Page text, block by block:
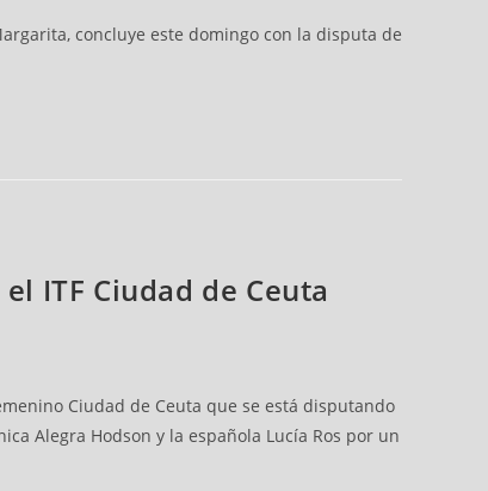
concluye este domingo con la disputa de
ITF Ciudad de Ceuta
Ciudad de Ceuta que se está disputando
Alegra Hodson y la española Lucía Ros por un